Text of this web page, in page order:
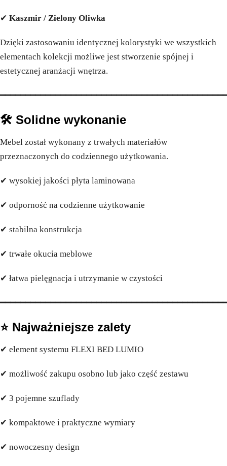
✔ Kaszmir / Zielony Oliwka
Dzięki zastosowaniu identycznej kolorystyki we wszystkich
elementach kolekcji możliwe jest stworzenie spójnej i
estetycznej aranżacji wnętrza.
🛠️ Solidne wykonanie
Mebel został wykonany z trwałych materiałów
przeznaczonych do codziennego użytkowania.
✔ wysokiej jakości płyta laminowana
✔ odporność na codzienne użytkowanie
✔ stabilna konstrukcja
✔ trwałe okucia meblowe
✔ łatwa pielęgnacja i utrzymanie w czystości
⭐ Najważniejsze zalety
✔ element systemu FLEXI BED LUMIO
✔ możliwość zakupu osobno lub jako część zestawu
✔ 3 pojemne szuflady
✔ kompaktowe i praktyczne wymiary
✔ nowoczesny design